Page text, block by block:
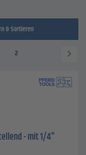
& Sortieren
2
- mit 1/4"